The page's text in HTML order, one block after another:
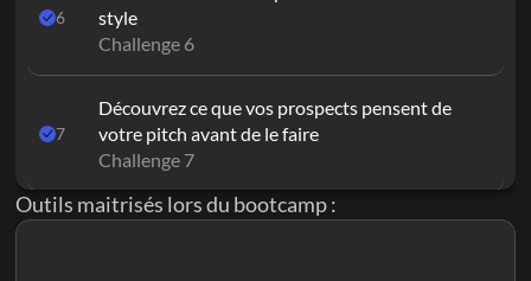
6
style
Challenge 6
7
Découvrez ce que vos prospects pensent de
votre pitch avant de le faire
Challenge 7
Connaissez tout sur vos prospects
Outils maitrisés lors du bootcamp :